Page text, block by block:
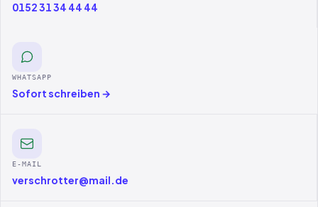
0152 31 34 44 44
WHATSAPP
Sofort schreiben →
E-MAIL
verschrotter@mail.de